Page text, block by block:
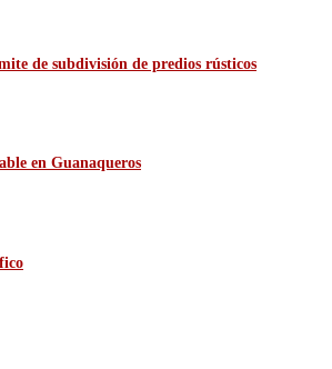
de subdivisión de predios rústicos
en Guanaqueros